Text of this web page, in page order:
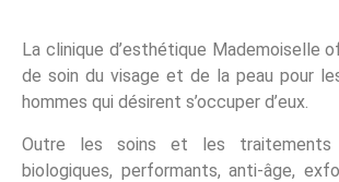
La clinique d’esthétique Mademoiselle
de soin du visage et de la peau pour
hommes qui désirent s’occuper d’eux.
Outre les soins et les traitements
biologiques, performants, anti-âge,